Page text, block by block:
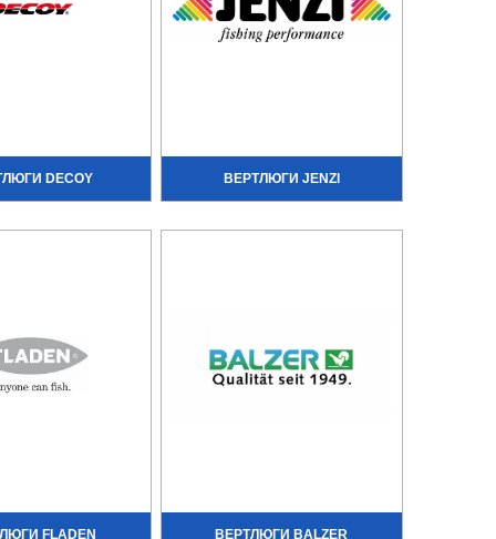
DECOY ВЕРТЛЮГИ JENZI
FLADEN ВЕРТЛЮГИ BALZER